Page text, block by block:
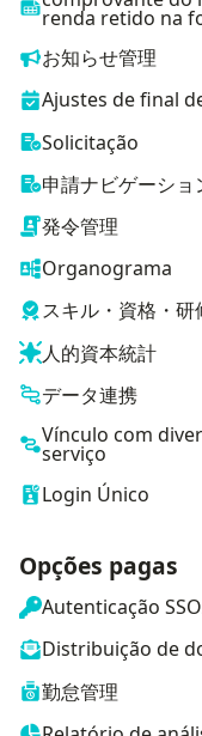
renda retido na
お知らせ管理
Ajustes de final
Solicitação
申請ナビゲーショ
発令管理
Organograma
スキル・資格・研
人的資本統計
データ連携
Vínculo com
serviço
Login Único
Opções pagas
Autenticação
Distribuição de
勤怠管理